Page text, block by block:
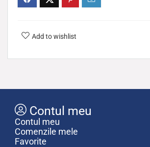
Add to wishlist
Contul meu
Contul meu
Comenzile mele
Favorite